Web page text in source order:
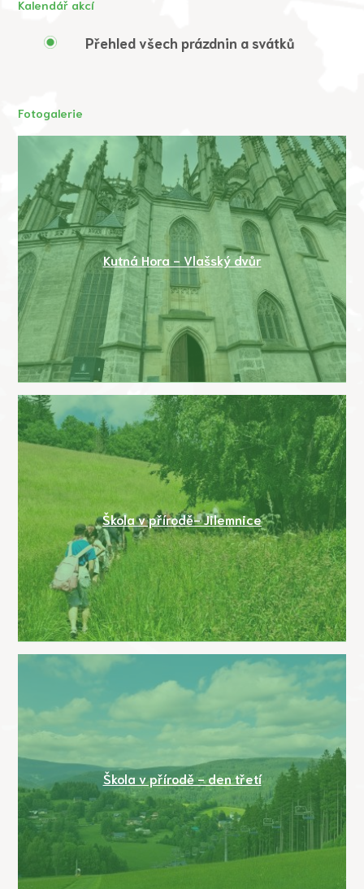
Kalendář akcí
Přehled všech prázdnin a svátků
Fotogalerie
Kutná Hora - Vlašský dvůr
Škola v přírodě- Jilemnice
Škola v přírodě - den třetí